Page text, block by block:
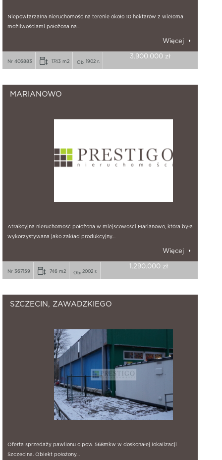
Niepowtarzalna nieruchomość na terenie około 10 hektarów z wieloma
możliwościami położona na…
Więcej
Nr 406883 1743 m2 1902 r.
3.900.000 zł
MARIANOWO
Atrakcyjna nieruchomość położona w miejscowości Marianowo, która była
wykorzystywana jako zakład produkcyjny…
Więcej
Nr 367159 746 m2 2002 r.
1.290.000 zł
SZCZECIN, ZAWADZKIEGO
Oferta sprzedaży pawilonu o pow. 568mkw w doskonałej lokalizacji
Szczecina. Obiekt położony…